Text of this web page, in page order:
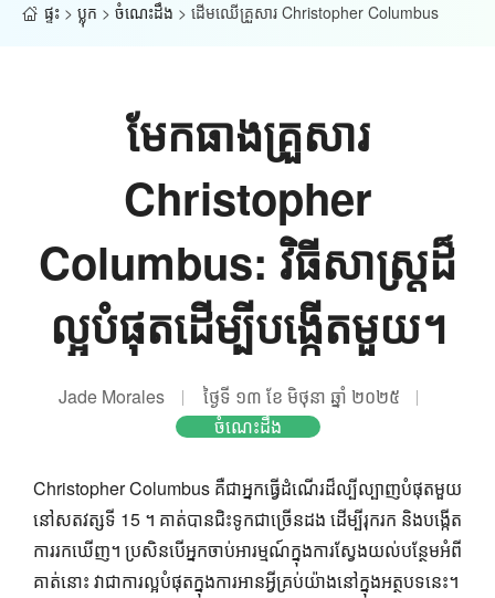
ផ្ទះ > ប្លុក > ចំណេះដឹង > ដើមឈើគ្រួសារ Christopher Columbus
មែកធាងគ្រួសារ
Christopher
Columbus: វិធីសាស្រ្តដ៏
ល្អបំផុតដើម្បីបង្កើតមួយ។
Jade Morales
ថ្ងៃទី ១៣ ខែ មិថុនា ឆ្នាំ ២០២៥
ចំណេះដឹង
Christopher Columbus គឺជាអ្នកធ្វើដំណើរដ៏ល្បីល្បាញបំផុតមួយ
នៅសតវត្សទី 15 ។ គាត់បានជិះទូកជាច្រើនដង ដើម្បីរុករក និងបង្កើត
ការរកឃើញ។ ប្រសិនបើអ្នកចាប់អារម្មណ៍ក្នុងការស្វែងយល់បន្ថែមអំពី
គាត់នោះ វាជាការល្អបំផុតក្នុងការអានអ្វីគ្រប់យ៉ាងនៅក្នុងអត្ថបទនេះ។